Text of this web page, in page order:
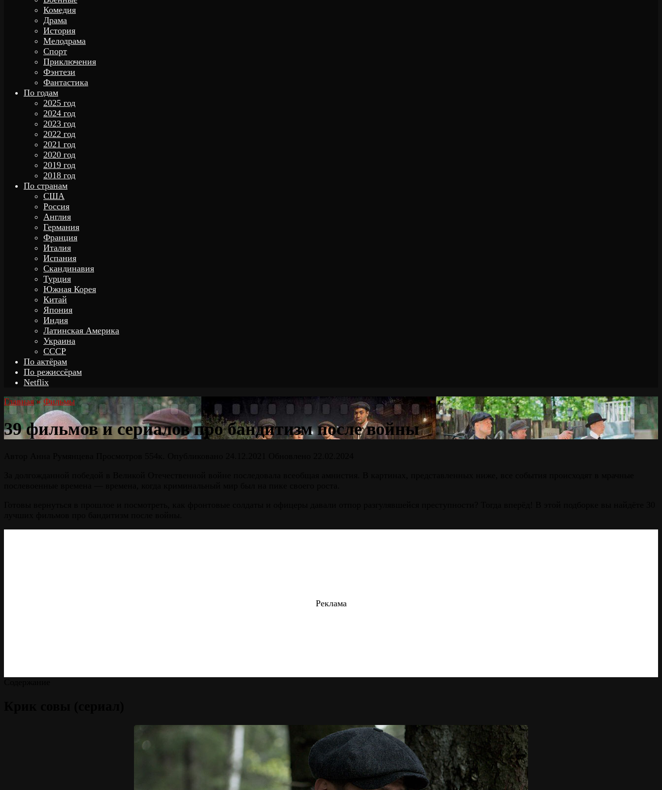
Комедия
Драма
История
Мелодрама
Спорт
Приключения
Фэнтези
Фантастика
По годам
2025 год
2024 год
2023 год
2022 год
2021 год
2020 год
2019 год
2018 год
По странам
США
Россия
Англия
Германия
Франция
Италия
Испания
Скандинавия
Турция
Южная Корея
Китай
Япония
Индия
Латинская Америка
Украина
СССР
По актёрам
По режиссёрам
Netflix
Главная » Фильмы
39 фильмов и сериалов про бандитизм после войны
Реклама